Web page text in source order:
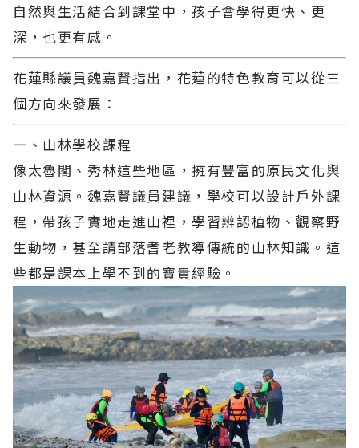
自然與生活結合到課堂中，孩子會學得更快、更
深，也更有感。
花蓮縣議員魏嘉賢指出，花蓮的特色教育可以從三
個方向來發展：
一、山林學校課程
像太魯閣、秀林這些地區，擁有豐富的原民文化與
山林資源。魏嘉賢議員建議，學校可以設計戶外課
程，帶孩子實地走進山裡，學習辨認植物、觀察野
生動物，甚至請部落耆老教導傳統的山林知識。這
些都是課本上學不到的寶貴經驗。